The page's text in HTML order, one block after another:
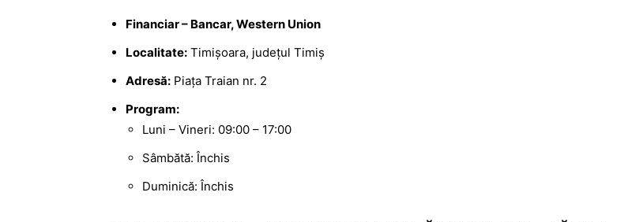
Financiar – Bancar, Western Union
Localitate: Timișoara, județul Timiș
Adresă: Piața Traian nr. 2
Program:
Luni – Vineri: 09:00 – 17:00
Sâmbătă: Închis
Duminică: Închis